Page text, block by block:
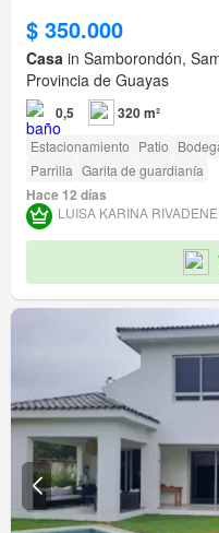
$ 350.000
Casa in Samborondón,
Provincia de Guayas
0,5 320 m²
Estacionamiento Patio
Parrilla Garita de guardianía
Hace 12 días
LUISA KARINA